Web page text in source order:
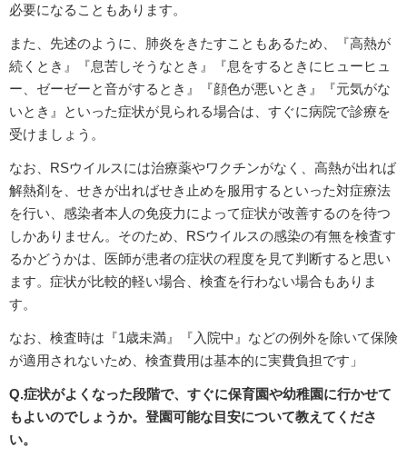
必要になることもあります。
また、先述のように、肺炎をきたすこともあるため、『高熱が
続くとき』『息苦しそうなとき』『息をするときにヒューヒュ
ー、ゼーゼーと音がするとき』『顔色が悪いとき』『元気がな
いとき』といった症状が見られる場合は、すぐに病院で診療を
受けましょう。
なお、RSウイルスには治療薬やワクチンがなく、高熱が出れば
解熱剤を、せきが出ればせき止めを服用するといった対症療法
を行い、感染者本人の免疫力によって症状が改善するのを待つ
しかありません。そのため、RSウイルスの感染の有無を検査す
るかどうかは、医師が患者の症状の程度を見て判断すると思い
ます。症状が比較的軽い場合、検査を行わない場合もありま
す。
なお、検査時は『1歳未満』『入院中』などの例外を除いて保険
が適用されないため、検査費用は基本的に実費負担です」
Q.症状がよくなった段階で、すぐに保育園や幼稚園に行かせて
もよいのでしょうか。登園可能な目安について教えてくださ
い。